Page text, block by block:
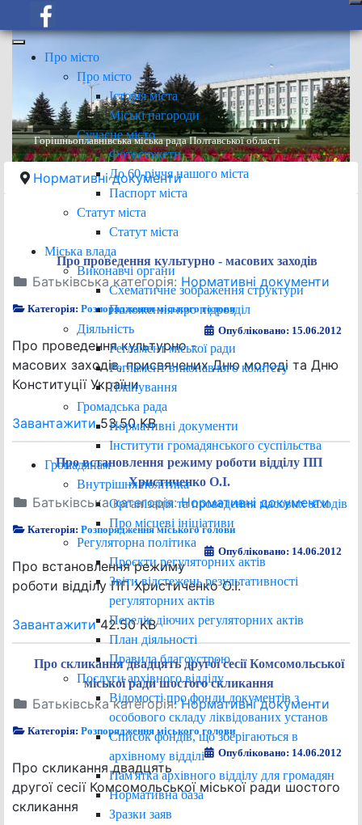
Про місто
Про місто
Історія міста
Міські нагороди
Сучасне місто
Фотосюжети
До 60-річчя нашого міста
Паспорт міста
Статут міста
Статут міста
Міська влада
Виконавчі органи
Схематичне зображення структури
Положення про підрозділ
Діяльність
Регламент міської ради
Регламент виконавчого комітету
Планування
Громадська рада
Нормативні документи
Інститути громадянського суспільства
Громадянам
Внутрішня політика
Організація та проведення масових заходів
Про місцеві ініціативи
Регуляторна політика
Проєкти регуляторних актів
Звіти відстежень результативності
регуляторних актів
Перелік діючих регуляторних актів
План діяльності
Правила благоустрою
Послуги архівного відділу
Відомості про фонди документів з
особового складу ліквідованих установ
Список фондів, що зберігаються в
архівному відділі
Пам'ятка архівного відділу для громадян
Нормативна база
Зразки заяв
Горішньоплавнівська міська рада Полтавської області
Нормативні документи
Про проведення культурно - масових заходів
Батьківська категорія: Нормативні документи
Категорія:Розпорядження міського голови
Опубліковано: 15.06.2012
Про проведення культурно -
масових заходів, присвячених Дню молоді та Дню
Конституції України
Завантажити53.50 KB
Про встановлення режиму роботи відділу ПП
Христиченко О.І.
Батьківська категорія:Нормативні документи
Категорія:Розпорядження міського голови
Опубліковано: 14.06.2012
Про встановлення режиму
роботи відділу ПП Христиченко О.І.
Завантажити42.50 KB
Про скликання двадцять другої сесії Комсомольської
міської ради шостого скликання
Батьківська категорія:Нормативні документи
Категорія:Розпорядження міського голови
Опубліковано: 14.06.2012
Про скликання двадцять
другої сесії Комсомольської міської ради шостого
скликання